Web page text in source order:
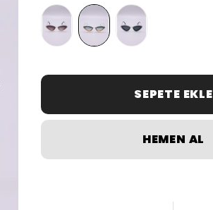
SEPETE EKLE
HEMEN AL